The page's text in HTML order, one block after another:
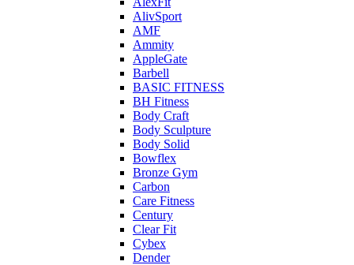
AlivSport
AMF
Ammity
AppleGate
Barbell
BASIC FITNESS
BH Fitness
Body Craft
Body Sculpture
Body Solid
Bowflex
Bronze Gym
Carbon
Care Fitness
Century
Clear Fit
Cybex
Dender